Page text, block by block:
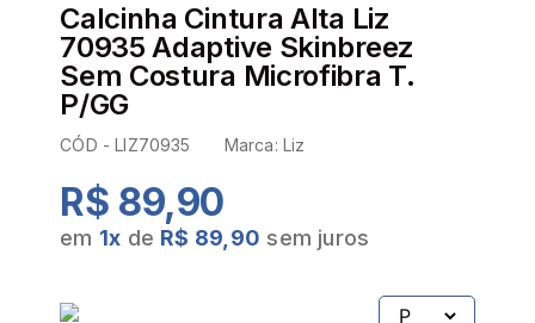
Calcinha Cintura Alta Liz
70935 Adaptive Skinbreez
Sem Costura Microfibra T.
P/GG
CÓD -LIZ70935 Marca: Liz
R$ 89,90
em 1x de R$ 89,90 sem juros